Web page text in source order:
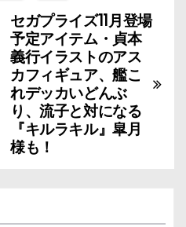
セガプライズ11月登場
予定アイテム・貞本
義行イラストのアス
カフィギュア、艦こ
れデッカいどんぶ
り、流子と対になる
『キルラキル』皐月
様も！